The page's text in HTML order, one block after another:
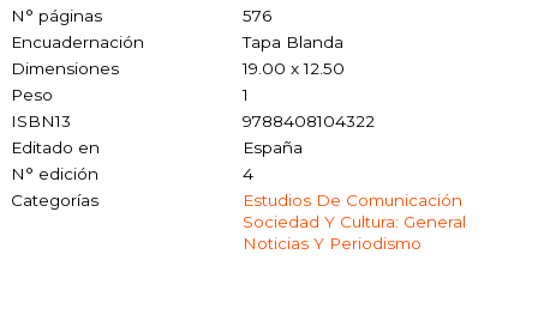
N° páginas
576
Encuadernación
Tapa Blanda
Dimensiones
19.00 x 12.50
Peso
1
ISBN13
9788408104322
Editado en
España
N° edición
4
Categorías
Estudios De Comunicación
Sociedad Y Cultura: General
Noticias Y Periodismo